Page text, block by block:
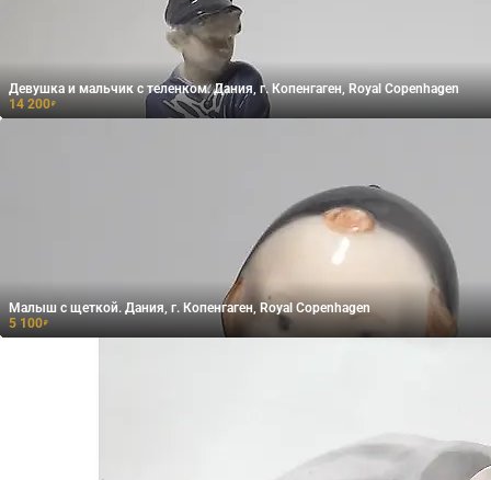
Девушка и мальчик с теленком. Дания, г. Копенгаген, Royal Copenhagen
14 200₽
Малыш с щеткой. Дания, г. Копенгаген, Royal Copenhagen
5 100₽